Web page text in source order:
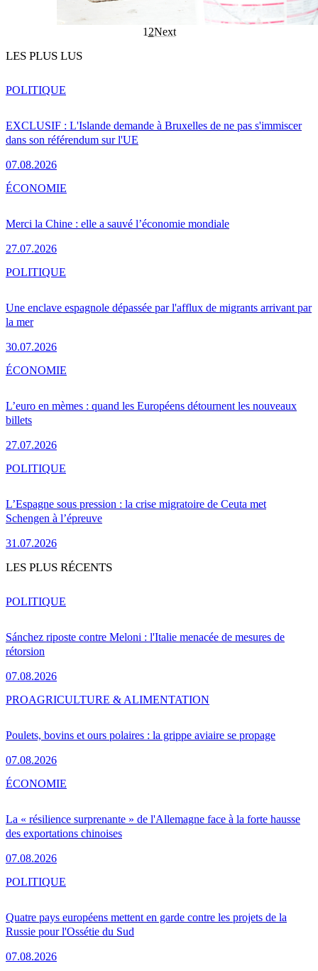
1 2Next
LES PLUS LUS
EXCLUSIF : L'Islande demande à Bruxelles de ne pas s'immiscer
dans son référendum sur l'UE
07.08.2026
POLITIQUE
Merci la Chine : elle a sauvé l’économie mondiale
27.07.2026
ÉCONOMIE
Une enclave espagnole dépassée par l'afflux de migrants arrivant par
la mer
30.07.2026
POLITIQUE
L’euro en mèmes : quand les Européens détournent les nouveaux
billets
27.07.2026
ÉCONOMIE
L’Espagne sous pression : la crise migratoire de Ceuta met
Schengen à l’épreuve
31.07.2026
POLITIQUE
LES PLUS RÉCENTS
Sánchez riposte contre Meloni : l'Italie menacée de mesures de
rétorsion
07.08.2026
POLITIQUE
Poulets, bovins et ours polaires : la grippe aviaire se propage
07.08.2026
PROAGRICULTURE & ALIMENTATION
La « résilience surprenante » de l'Allemagne face à la forte hausse
des exportations chinoises
07.08.2026
ÉCONOMIE
Quatre pays européens mettent en garde contre les projets de la
Russie pour l'Ossétie du Sud
07.08.2026
POLITIQUE